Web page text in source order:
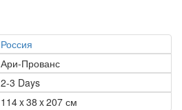
Россия
Ари-Прованс
2-3 Days
114 x 38 x 207 см